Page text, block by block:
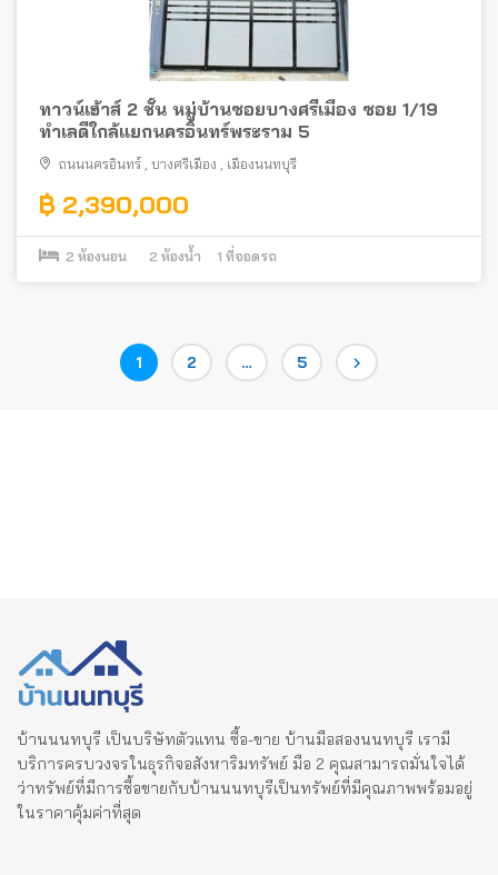
ทาวน์เฮ้าส์ 2 ชั้น หมู่บ้านซอยบางศรีเมือง ซอย 1/19
ทำเลดีใกล้แยกนครอินทร์พระราม 5
ถนนนครอินทร์ , บางศรีเมือง , เมืองนนทบุรี
฿ 2,390,000
2 ห้องนอน 2 ห้องน้ำ 1 ที่จอดรถ
Page
1 Page
2 … Page
5
บ้านนนทบุรี เป็นบริษัทตัวแทน ซื้อ-ขาย บ้านมือสองนนทบุรี เรามี
บริการครบวงจรในธุรกิจอสังหาริมทรัพย์ มือ 2 คุณสามารถมั่นใจได้
ว่าทรัพย์ที่มีการซื้อขายกับบ้านนนทบุรีเป็นทรัพย์ที่มีคุณภาพพร้อมอยู่
ในราคาคุ้มค่าที่สุด